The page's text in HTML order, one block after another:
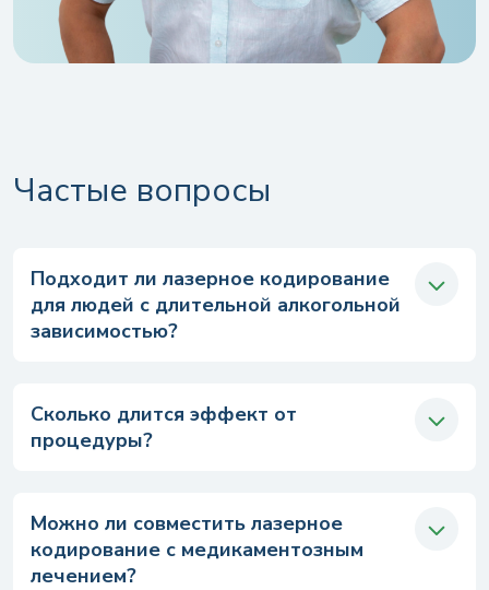
Частые вопросы
Подходит ли лазерное кодирование
для людей с длительной алкогольной
зависимостью?
Сколько длится эффект от
процедуры?
Можно ли совместить лазерное
кодирование с медикаментозным
лечением?